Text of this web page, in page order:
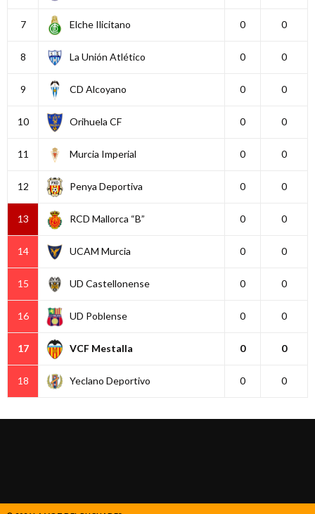
7 Elche Ilicitano 0 0
8 La Unión Atlético 0 0
9 CD Alcoyano 0 0
10 Orihuela CF 0 0
11 Murcia Imperial 0 0
12 Penya Deportiva 0 0
13 RCD Mallorca “B” 0 0
14 UCAM Murcia 0 0
15 UD Castellonense 0 0
16 UD Poblense 0 0
17 VCF Mestalla 0 0
18 Yeclano Deportivo 0 0